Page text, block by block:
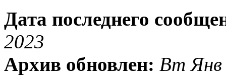
Дата последнего
2023
Архив обновлен: Вт Янв